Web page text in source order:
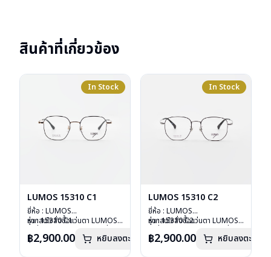
สินค้าที่เกี่ยวข้อง
In Stock
LUMOS 15310 C1
ยี่ห้อ : LUMOS
รุ่น : 15310 C1
เลนส์ : Demo Lens
หากสนใจสั่งชื้อแว่นตา LUMOS
ลงไว้กรุณาติดต่อเราคลิก
฿2,900.00 หยิบลงตะกร้า
In Stock
LUMOS 15310 C2
ยี่ห้อ : LUMOS
รุ่น : 15310 C2
เลนส์ : Demo Lens
หากสนใจสั่งชื้อแว่นตา LUMOS
ลงไว้กรุณาติดต่อเราคลิก
฿2,900.00 หยิบลงตะกร้า